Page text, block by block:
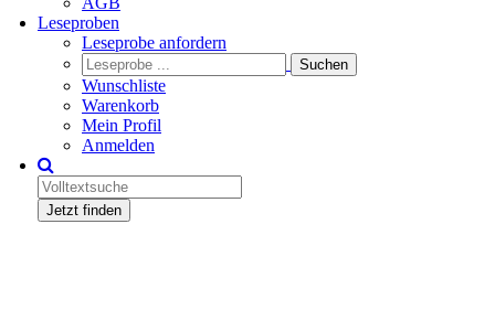
Leseproben
Leseprobe anfordern
Wunschliste
Warenkorb
Mein Profil
Anmelden
Jetzt finden